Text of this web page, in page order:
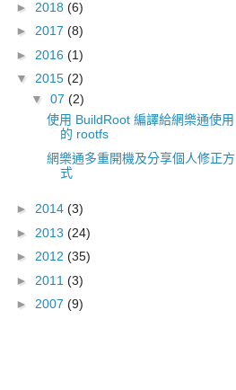
► 2018 (6)
► 2017 (8)
► 2016 (1)
▼ 2015 (2)
▼ 07 (2)
使用 BuildRoot 編譯給網樂通使用
的 rootfs
網樂通多重開機及分享個人修正方
式
► 2014 (3)
► 2013 (24)
► 2012 (35)
► 2011 (3)
► 2007 (9)